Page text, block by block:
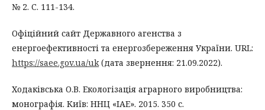
№ 2. С. 111-134.
Офіційний сайт Державного агенства з
енергоефективності та енергозбереження України. URL:
https://saee.gov.ua/uk(дата звернення: 21.09.2022).
Ходаківська О.В. Екологізація аграрного виробництва:
монографія. Київ: ННЦ «ІАЕ». 2015. 350 с.